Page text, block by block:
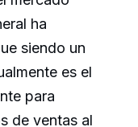
ha
siendo un
es el
para
de ventas al